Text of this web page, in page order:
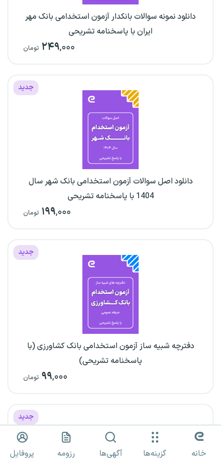
دانلود نمونه سوالات بانکدار آزمون استخدامی بانک مهر
ایران با پاسخنامه تشریحی
۲۴۹,۰۰۰ تومان
جدید
دانلود اصل سوالات آزمون استخدامی بانک شهر سال
1404 با پاسخنامه تشریحی
۱۹۹,۰۰۰ تومان
جدید
دفترچه شبیه ساز آزمون استخدامی بانک کشاورزی (با
پاسخنامه تشریحی)
۹۹,۰۰۰ تومان
جدید
خانه گزینه‌ها آگهی‌ها رزومه پروفایل